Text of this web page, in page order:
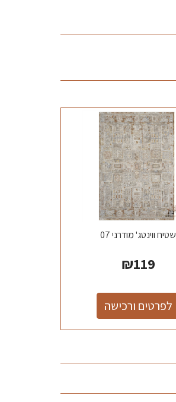
שטיח ווינטג' מודרני 07
₪119
לפרטים ורכישה